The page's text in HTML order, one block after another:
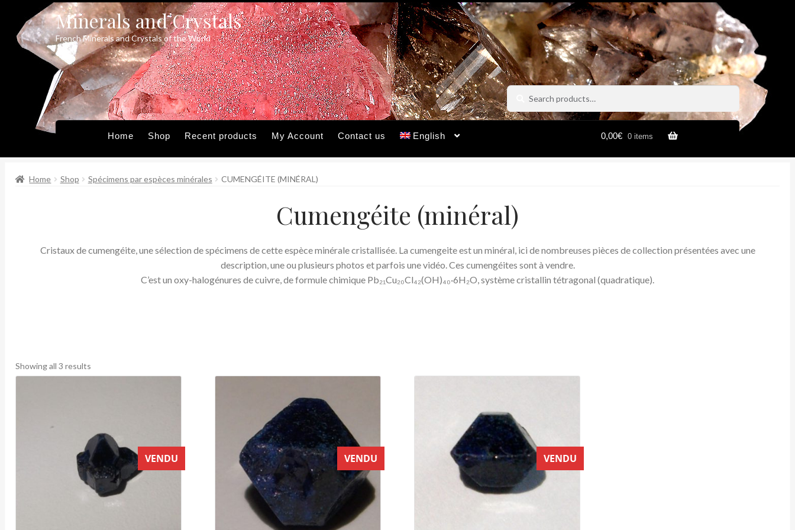
Skip
to
navigation
Skip
to
content
Minerals and Crystals
French Minerals and Crystals of the World
Search
for:
Search
Home Shop Recent products My Account Contact us English 0,00€ 0 items
Home Shop Spécimens par espèces minérales CUMENGÉITE (MINÉRAL)
Cumengéite (minéral)
Cristaux de cumengéite, une sélection de spécimens de cette espèce minérale cristallisée. La cumengeite est un minéral, ici de nombreuses pièces de collection présentées avec une
description, une ou plusieurs photos et parfois une vidéo. Ces cumengéites sont à vendre.
C’est un oxy-halogénures de cuivre, de formule chimique Pb₂₁Cu₂₀Cl₄₂(OH)₄₀·6H₂O, système cristallin tétragonal (quadratique).
Showing all 3 resultsSorted
by
VENDU VENDU VENDU